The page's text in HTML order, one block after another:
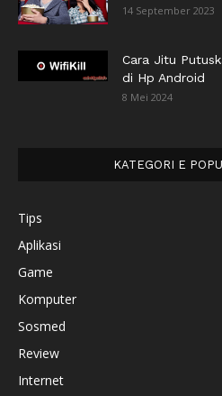
14 September 2023
Cara Jitu
di Hp Android
8 Mei 2024
KATEGORI E
Tips
Aplikasi
Game
Komputer
Sosmed
Review
Internet